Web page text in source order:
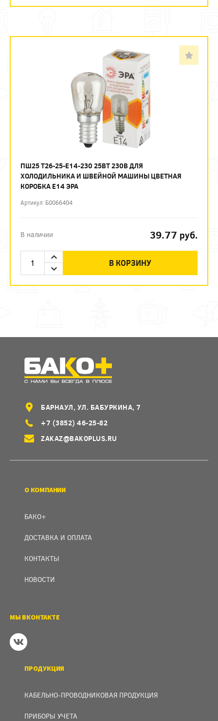
ПШ25 T26-25-E14-230 25ВТ 230В ДЛЯ
ХОЛОДИЛЬНИКА И ШВЕЙНОЙ МАШИНЫ ЦВЕТНАЯ
КОРОБКА Е14 ЭРА
Артикул: Б0066404
В наличии 39.77 руб.
В КОРЗИНУ
БАРНАУЛ, УЛ. БАБУРКИНА, 7
+7 (3852) 46-25-82
ZAKAZ@BAKOPLUS.RU
О КОМПАНИИ
БАКО+
ДОСТАВКА И ОПЛАТА
КОНТАКТЫ
НОВОСТИ
МЫ ВКОНТАКТЕ
ПРОДУКЦИЯ
КАБЕЛЬНО-ПРОВОДНИКОВАЯ ПРОДУКЦИЯ
ПРИБОРЫ УЧЕТА